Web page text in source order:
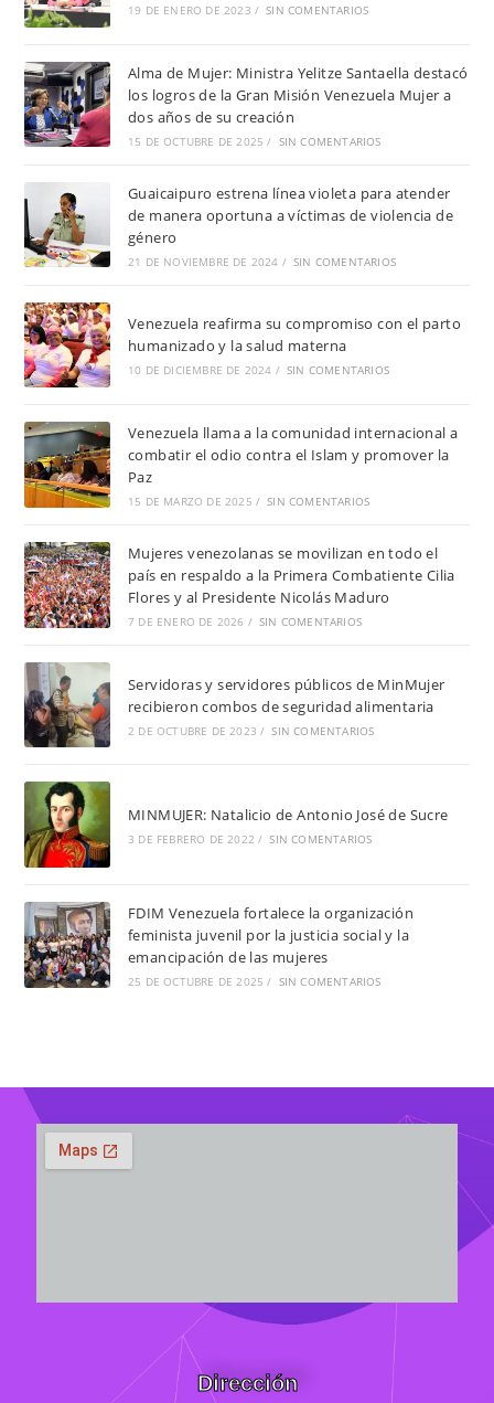
19 DE ENERO DE 2023 / SIN COMENTARIOS
Alma de Mujer: Ministra Yelitze Santaella destacó
los logros de la Gran Misión Venezuela Mujer a
dos años de su creación
15 DE OCTUBRE DE 2025 / SIN COMENTARIOS
Guaicaipuro estrena línea violeta para atender
de manera oportuna a víctimas de violencia de
género
21 DE NOVIEMBRE DE 2024 / SIN COMENTARIOS
Venezuela reafirma su compromiso con el parto
humanizado y la salud materna
10 DE DICIEMBRE DE 2024 / SIN COMENTARIOS
Venezuela llama a la comunidad internacional a
combatir el odio contra el Islam y promover la
Paz
15 DE MARZO DE 2025 / SIN COMENTARIOS
Mujeres venezolanas se movilizan en todo el
país en respaldo a la Primera Combatiente Cilia
Flores y al Presidente Nicolás Maduro
7 DE ENERO DE 2026 / SIN COMENTARIOS
Servidoras y servidores públicos de MinMujer
recibieron combos de seguridad alimentaria
2 DE OCTUBRE DE 2023 / SIN COMENTARIOS
MINMUJER: Natalicio de Antonio José de Sucre
3 DE FEBRERO DE 2022 / SIN COMENTARIOS
FDIM Venezuela fortalece la organización
feminista juvenil por la justicia social y la
emancipación de las mujeres
25 DE OCTUBRE DE 2025 / SIN COMENTARIOS
Dirección